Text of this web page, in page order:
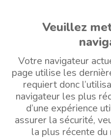
Veuillez
Votre navigateur
page utilise les
requiert donc
navigateur les plus
d’une expérience
assurer la sécurité,
la plus récente du